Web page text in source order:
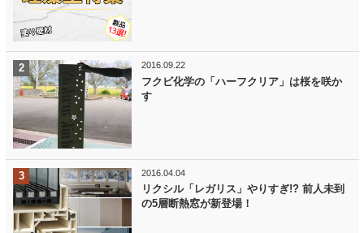
2016.09.22
フクビ化学の「ハーフクリア」は桜を咲か
す
2016.04.04
リクシル「レガリス」やりすぎ!? 前人未到
の5層断熱窓が新登場！